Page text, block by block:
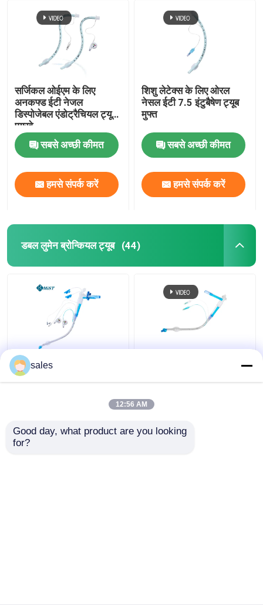
सर्जिकल ओईएम के लिए
अनकफ्ड ईटी नेजल
डिस्पोजेबल एंडोट्रैचियल ट्यूब
एयरवे
सबसे अच्छी कीमत
हमसे संपर्क करें
शिशु लेटेक्स के लिए ओरल
नेसल ईटी 7.5 इंटुबैषेण ट्यूब
मुफ्त
सबसे अच्छी कीमत
हमसे संपर्क करें
डबल लुमेन ब्रोन्कियल ट्यूब (44)
आईसीयू डबल लुमेन कफ्ड
ट्रेकियोस्टोमी ट्यूब ट्रेकिआ
sales
12:56 AM
Good day, what product are you looking
for?